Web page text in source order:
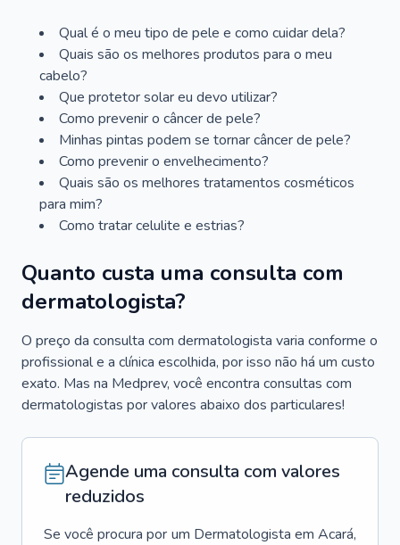
Qual é o meu tipo de pele e como cuidar dela?
Quais são os melhores produtos para o meu
cabelo?
Que protetor solar eu devo utilizar?
Como prevenir o câncer de pele?
Minhas pintas podem se tornar câncer de pele?
Como prevenir o envelhecimento?
Quais são os melhores tratamentos cosméticos
para mim?
Como tratar celulite e estrias?
Quanto custa uma consulta com
dermatologista?
O preço da consulta com dermatologista varia conforme o
profissional e a clínica escolhida, por isso não há um custo
exato. Mas na Medprev, você encontra consultas com
dermatologistas por valores abaixo dos particulares!
Agende uma consulta com valores
reduzidos
Se você procura por um Dermatologista em Acará,